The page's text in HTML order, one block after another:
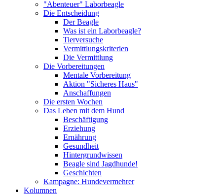
"Abenteuer" Laborbeagle
Die Entscheidung
Der Beagle
Was ist ein Laborbeagle?
Tierversuche
Vermittlungskriterien
Die Vermittlung
Die Vorbereitungen
Mentale Vorbereitung
Aktion "Sicheres Haus"
Anschaffungen
Die ersten Wochen
Das Leben mit dem Hund
Beschäftigung
Erziehung
Ernährung
Gesundheit
Hintergrundwissen
Beagle sind Jagdhunde!
Geschichten
Kampagne: Hundevermehrer
Kolumnen